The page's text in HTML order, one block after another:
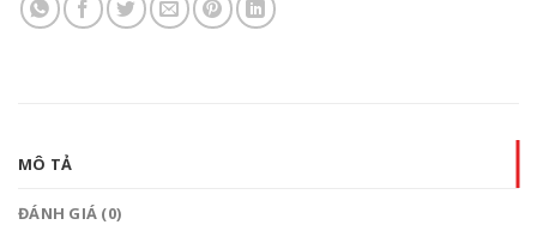
MÔ TẢ
ĐÁNH GIÁ (0)